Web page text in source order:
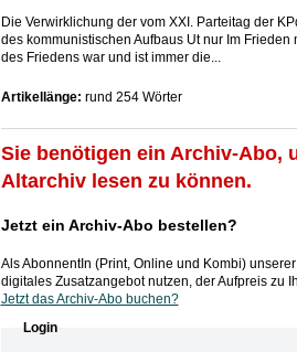
Die Verwirklichung der vom XXI. Parteitag der
des kommunistischen Aufbaus Ut nur Im
des Friedens war und ist immer die...
Artikellänge: rund 254 Wörter
Sie benötigen ein Archiv-Abo,
Altarchiv lesen zu können.
Jetzt ein Archiv-Abo bestellen?
Als AbonnentIn (Print, Online und Kombi)
digitales Zusatzangebot nutzen, der Aufpreis zu
Jetzt das Archiv-Abo buchen?
Login